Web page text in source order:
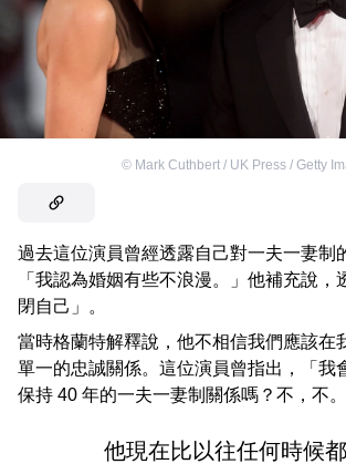
© Mark Cuthbert / UK Press / Getty
過去這位演員曾經透露自己對一夫一妻制
「我認為婚姻有些不浪漫。」他補充說，
閉自己」。
當時格蘭特解釋說，他不相信我們應該在
單一的忠誠關係。這位演員曾指出，「我
保持 40 年的一夫一妻制關係嗎？不，不。
他現在比以往任何時候